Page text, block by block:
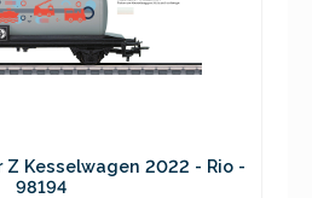
Z Kesselwagen 2022 - Rio -
98194